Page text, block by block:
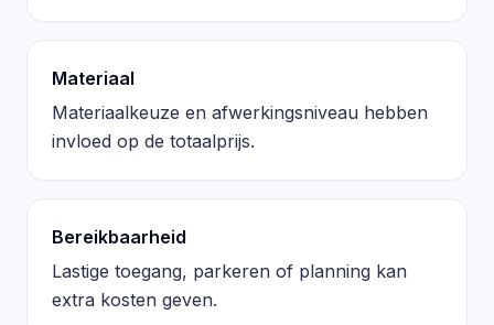
Materiaal
Materiaalkeuze en afwerkingsniveau hebben
invloed op de totaalprijs.
Bereikbaarheid
Lastige toegang, parkeren of planning kan
extra kosten geven.